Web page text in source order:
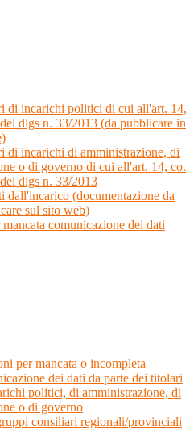
di incarichi politici di cui all'art. 14,
dlgs n. 33/2013 (da pubblicare in
di incarichi di amministrazione, di
o di governo di cui all'art. 14, co.
dlgs n. 33/2013
dall'incarico (documentazione da
sul sito web)
comunicazione dei dati
per mancata o incompleta
dei dati da parte dei titolari
politici, di amministrazione, di
o di governo
consiliari regionali/provinciali